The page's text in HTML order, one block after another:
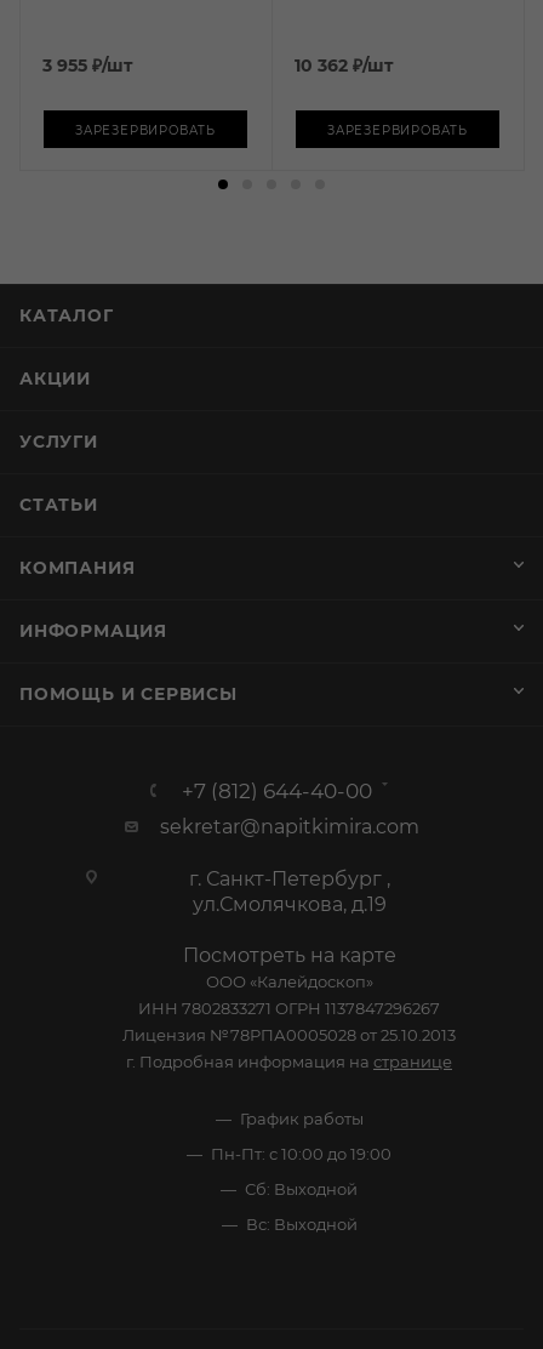
3 955 ₽/шт
ЗАРЕЗЕРВИРОВАТЬ
10 362 ₽/шт
ЗАРЕЗЕРВИРОВАТЬ
КАТАЛОГ
АКЦИИ
УСЛУГИ
СТАТЬИ
КОМПАНИЯ
ИНФОРМАЦИЯ
ПОМОЩЬ И СЕРВИСЫ
+7 (812) 644-40-00
sekretar@napitkimira.com
г. Санкт-Петербург ,
ул.Смолячкова, д.19
Посмотреть на карте
ООО «Калейдоскоп»
ИНН 7802833271 ОГРН 1137847296267
Лицензия №78РПА0005028 от 25.10.2013
г. Подробная информация на странице
График работы
Пн-Пт: с 10:00 до 19:00
Сб: Выходной
Вс: Выходной